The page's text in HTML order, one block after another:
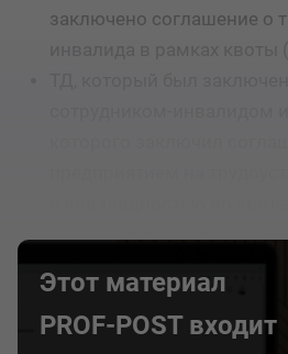
заключено соглашение о
Этот материал
PROF-POST входит